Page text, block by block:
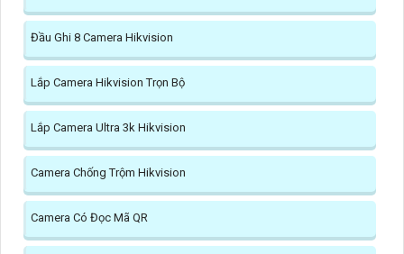
Đầu Ghi 8 Camera Hikvision
Lắp Camera Hikvision Trọn Bộ
Lắp Camera Ultra 3k Hikvision
Camera Chống Trộm Hikvision
Camera Có Đọc Mã QR